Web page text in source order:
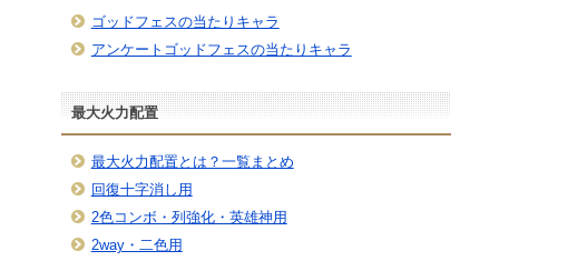
ゴッドフェスの当たりキャラ
アンケートゴッドフェスの当たりキャラ
最大火力配置
最大火力配置とは？一覧まとめ
回復十字消し用
2色コンボ・列強化・英雄神用
2way・二色用